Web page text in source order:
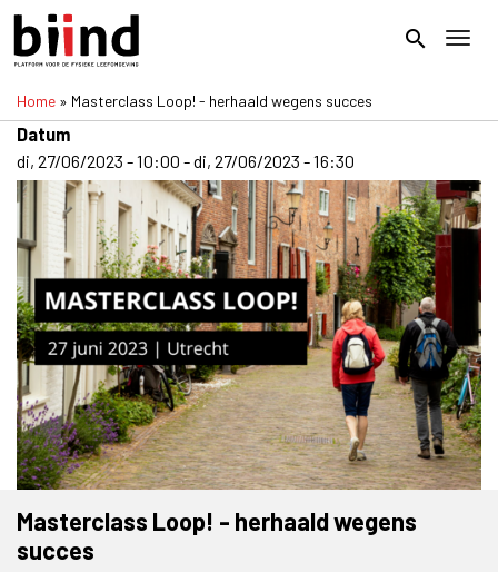
Overslaan
naar
inhoud
gaan
search
Home Masterclass Loop! - herhaald wegens succes
Datum
di, 27/06/2023 - 10:00 -di, 27/06/2023 - 16:30
Masterclass Loop! - herhaald wegens
succes